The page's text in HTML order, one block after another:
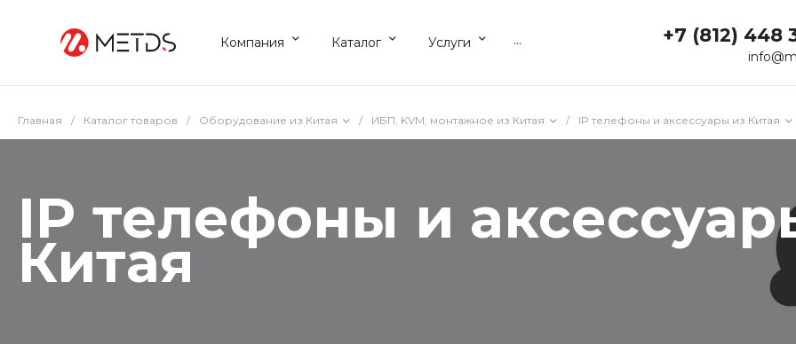
Компания Каталог Услуги ... +7 (812) 448
Главная / Каталог товаров / Оборудование из Китая / ИБП, KVM, монтажное из Китая / IP телефоны и аксессуары из Китая
IP телефоны и
Китая